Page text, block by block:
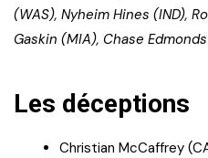
(WAS), Nyheim Hines (IND),
Gaskin (MIA), Chase
Les déceptions
Christian McCaffrey